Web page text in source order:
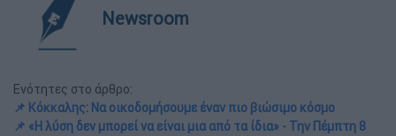
Newsroom
Ενότητες στο άρθρο:
📌 Κόκκαλης: Nα οικοδομήσουμε έναν πιο βιώσιμο κόσμο
📌 «Η λύση δεν μπορεί να είναι μια από τα ίδια» - Την Πέμπτη 8